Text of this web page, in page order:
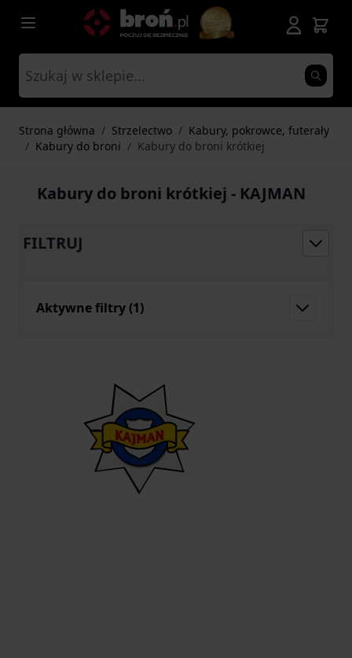
Przejdź do treści
Strona główna / Strzelectwo / Kabury, pokrowce, futerały
/ Kabury do broni / Kabury do broni krótkiej
Kabury do broni krótkiej - KAJMAN
FILTRUJ
Aktywne filtry (1)